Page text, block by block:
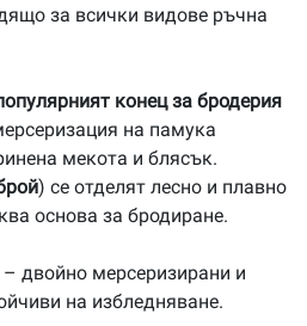
за всички видове ръчна
конец за бродерия
на памука
мекота и блясък.
) се отделят лесно и плавно
основа за бродиране.
– двойно мерсеризирани и
на избледняване.